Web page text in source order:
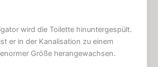
wird die Toilette hinuntergespült.
er in der Kanalisation zu einem
Größe herangewachsen.